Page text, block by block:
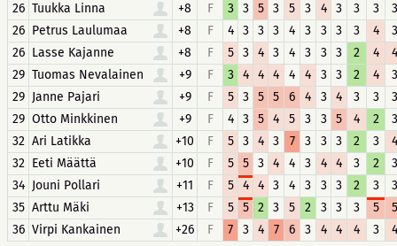
26 Tuukka Linna +8 F 3 3 5 3 5 3 4 3 3 3
3
26 Petrus Laulumaa +8 F 4 3 3 3 4 3 3 3 3 4
3
26 Lasse Kajanne +8 F 5 3 4 3 4 3 3 3 2 4
4
29 Tuomas Nevalainen +9 F 3 4 4 4 4 4 3 3 2 4
3
29 Janne Pajari +9 F 5 3 5 5 6 4 3 4 3 3
3
29 Otto Minkkinen +9 F 4 3 5 4 5 3 3 5 4 2
3
32 Ari Latikka +10 F 5 3 4 3 7 3 3 3 2 3
4
32 Eeti Määttä +10 F 5 5 3 4 4 3 4 4 3 2
3
34 Jouni Pollari +11 F 5 4 4 3 4 3 3 3 2 3
3
35 Arttu Mäki +13 F 5 5 2 3 5 2 3 3 3 5
5
36 Virpi Kankainen +26 F 7 3 4 7 6 3 4 4 4 3 4